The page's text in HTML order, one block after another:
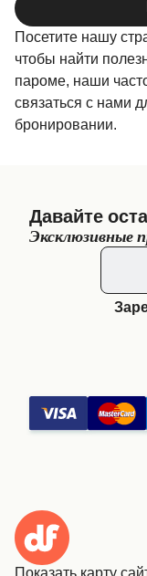
Посетите нашу
чтобы найти
пароме, наши
связаться с нами
бронировании.
Давайте
Эксклюзивные
Показать карту